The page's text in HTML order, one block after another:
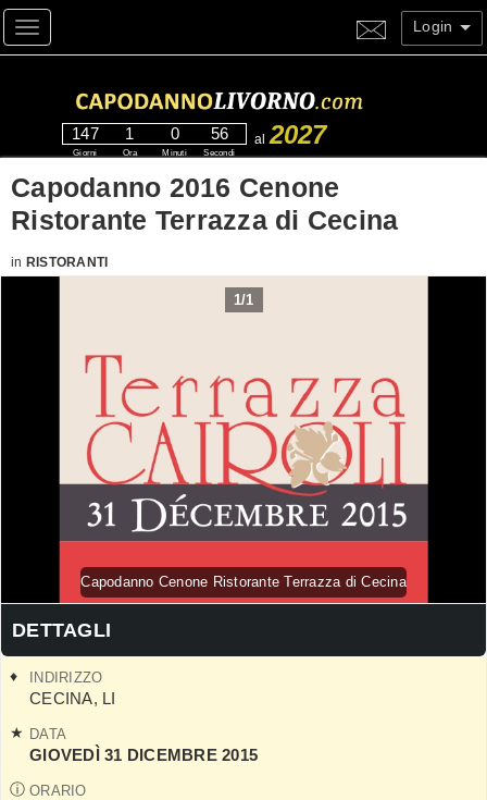
Toggle navigation Login
147
Giorni
1
Ora
0
Minuti
56
Secondi
al 2027
Capodanno 2016 Cenone
Ristorante Terrazza di Cecina
in RISTORANTI
1/1
Capodanno Cenone Ristorante Terrazza di Cecina
DETTAGLI
INDIRIZZO
CECINA, LI
DATA
GIOVEDÌ 31 DICEMBRE 2015
ORARIO